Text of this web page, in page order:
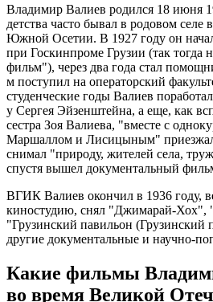
Владимир Валиев родился 18 июня
детства часто бывал в родовом селе
Южной Осетии. В 1927 году он
при Госкинпроме Грузии (так тогда
фильм"), через два года стал
м поступил на операторский
студенческие годы Валиев
у Сергея Эйзенштейна, а еще, как
сестра Зоя Валиева, "вместе с
Маршаллом и Лисицыным"
снимал "природу, жителей села,
спустя вышел документальный
ВГИК Валиев окончил в 1936 году,
киностудию, снял "Джимарай-Хох",
"Грузинский павильон
другие документальные и научно-
Какие фильмы
во время Великой